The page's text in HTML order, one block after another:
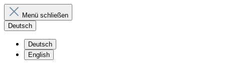
Menü schließen
Deutsch
Deutsch
English